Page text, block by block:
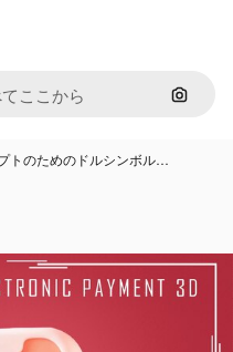
画像で
トのためのドルシンボル…